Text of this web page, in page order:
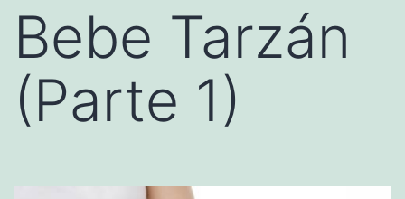
Bebe Tarzán
(Parte 1)